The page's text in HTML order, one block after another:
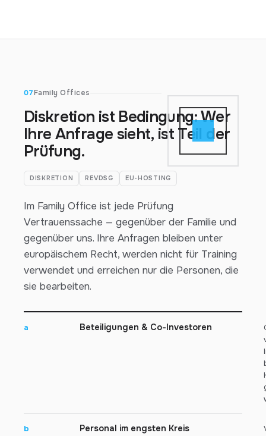
07Family Offices
Diskretion ist Bedingung: Wer
Ihre Anfrage sieht, ist Teil der
Prüfung.
DISKRETION REVDSG EU-HOSTING
Im Family Office ist jede Prüfung
Vertrauenssache — gegenüber der Familie und
gegenüber uns. Ihre Anfragen bleiben unter
europäischem Recht, werden nicht für Training
verwendet und erreichen nur die Personen, die
sie bearbeiten.
a Beteiligungen & Co-Investoren
b Personal im engsten Kreis